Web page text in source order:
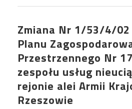
Zmiana Nr 1/53/4/
Planu
Przestrzennego Nr
zespołu usług
rejonie alei Armii
Rzeszowie